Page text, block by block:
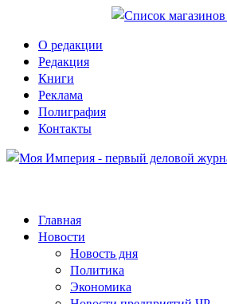
О редакции
Редакция
Книги
Реклама
Полиграфия
Контакты
Главная
Новости
Новость дня
Политика
Экономика